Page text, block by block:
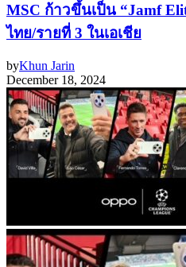
MSC ก้าวขึ้นเป็น “Jamf
ไทย/รายที่ 3 ในเอเชีย
byKhun Jarin
December 18, 2024